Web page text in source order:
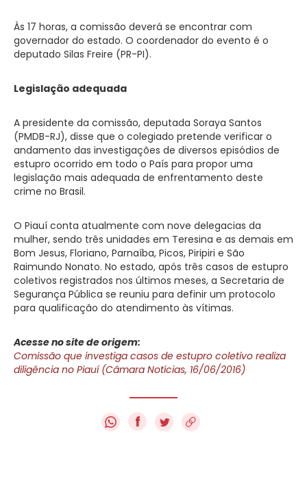
Às 17 horas, a comissão deverá se encontrar com
governador do estado. O coordenador do evento é o
deputado Silas Freire (PR-PI).
Legislação adequada
A presidente da comissão, deputada Soraya Santos
(PMDB-RJ), disse que o colegiado pretende verificar o
andamento das investigações de diversos episódios de
estupro ocorrido em todo o País para propor uma
legislação mais adequada de enfrentamento deste
crime no Brasil.
O Piauí conta atualmente com nove delegacias da
mulher, sendo três unidades em Teresina e as demais em
Bom Jesus, Floriano, Parnaíba, Picos, Piripiri e São
Raimundo Nonato. No estado, após três casos de estupro
coletivos registrados nos últimos meses, a Secretaria de
Segurança Pública se reuniu para definir um protocolo
para qualificação do atendimento às vítimas.
Acesse no site de origem:
Comissão que investiga casos de estupro coletivo realiza
diligência no Piauí (Câmara Notícias, 16/06/2016)
f